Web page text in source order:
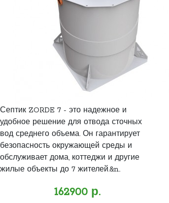
Септик ZORDE 7 - это надежное и
удобное решение для отвода сточных
вод среднего объема. Он гарантирует
безопасность окружающей среды и
обслуживает дома, коттеджи и другие
жилые объекты до 7 жителей.&n..
162900 р.